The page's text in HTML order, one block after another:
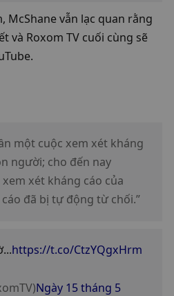
McShane vẫn lạc quan rằng
và Roxom TV cuối cùng sẽ
một cuộc xem xét kháng
người; cho đến nay
xét kháng cáo của
đã bị tự động từ chối.”
https://t.co/CtzYQgxHrm
Ngày 15 tháng 5